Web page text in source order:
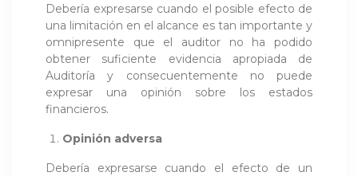
Debería expresarse cuando el posible efecto de
una limitación en el alcance es tan importante y
omnipresente que el auditor no ha podido
obtener suficiente evidencia apropiada de
Auditoría y consecuentemente no puede
expresar una opinión sobre los estados
financieros.
Opinión adversa
Debería expresarse cuando el efecto de un